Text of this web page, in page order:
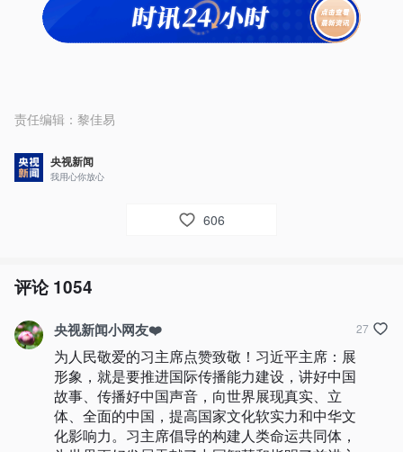
责任编辑： 黎佳易
央视新闻
我用心你放心
606
评论1054
央视新闻小网友❤️
为人民敬爱的习主席点赞致敬！习近平主席：展
形象，就是要推进国际传播能力建设，讲好中国
故事、传播好中国声音，向世界展现真实、立
体、全面的中国，提高国家文化软实力和中华文
化影响力。习主席倡导的构建人类命运共同体，
27